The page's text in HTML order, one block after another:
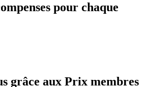
pour chaque
grâce aux Prix membres